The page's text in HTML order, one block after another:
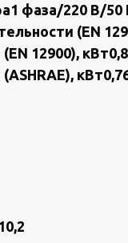
фаза/220 В/50
(ЕN
12900),